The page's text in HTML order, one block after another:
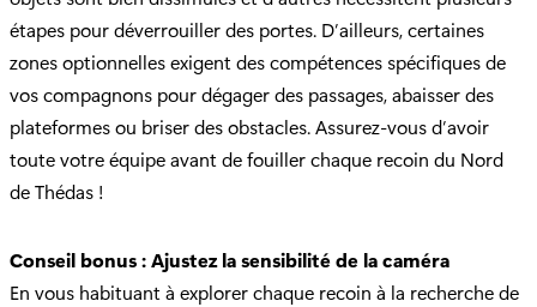
étapes pour déverrouiller des portes. D’ailleurs, certaines
zones optionnelles exigent des compétences spécifiques de
vos compagnons pour dégager des passages, abaisser des
plateformes ou briser des obstacles. Assurez-vous d’avoir
toute votre équipe avant de fouiller chaque recoin du Nord
de Thédas !
Conseil bonus : Ajustez la sensibilité de la caméra
En vous habituant à explorer chaque recoin à la recherche de